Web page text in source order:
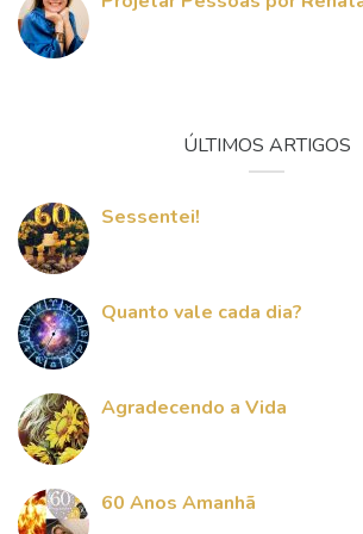
ÚLTIMOS ARTIGOS
Sessentei!
Quanto vale cada dia?
Agradecendo a Vida
60 Anos Amanhã